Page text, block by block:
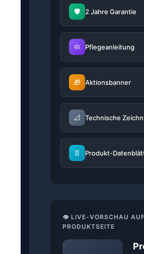
🛡️ 2 Jahre Garantie
🧼 Pflegeanleitung
🎁 Aktionsbanner
📐 Technische
📄 Produkt-
👁️ LIVE-VORSCHAU AUF
PRODUKTSEITE